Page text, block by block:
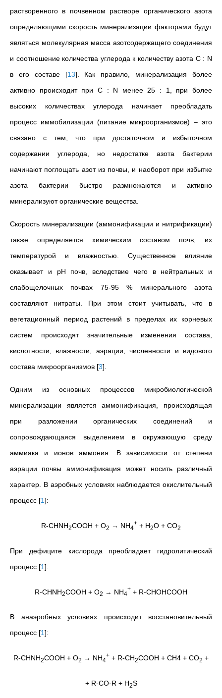
растворенного в почвенном растворе органического азота
определяющими скорость минерализации факторами будут
являться молекулярная масса азотсодержащего соединения
и соотношение количества углерода к количеству азота C : N
в его составе [13]. Как правило, минерализация более
активно происходит при С : N менее 25 : 1, при более
высоких количествах углерода начинает преобладать
процесс иммобилизации (питание микроорганизмов) – это
связано с тем, что при достаточном и избыточном
содержании углерода, но недостатке азота бактерии
начинают поглощать азот из почвы, и наоборот при избытке
азота бактерии быстро размножаются и активно
минерализуют органические вещества.
Скорость минерализации (аммонификации и нитрификации)
также определяется химическим составом почв, их
температурой и влажностью. Существенное влияние
оказывает и pH почв, вследствие чего в нейтральных и
слабощелочных почвах 75-95 % минерального азота
составляют нитраты. При этом стоит учитывать, что в
вегетационный период растений в пределах их корневых
систем происходят значительные изменения состава,
кислотности, влажности, аэрации, численности и видового
состава микроорганизмов [3].
Одним из основных процессов микробиологической
минерализации является аммонификация, происходящая
при разложении органических соединений и
сопровождающаяся выделением в окружающую среду
аммиака и ионов аммония. В зависимости от степени
аэрации почвы аммонификация может носить различный
характер. В аэробных условиях наблюдается окислительный
процесс [1]:
R-CHNH2COOH + O2 → NH4
+ + H2O + CO2
При дефиците кислорода преобладает гидролитический
процесс [1]:
R-CHNH2COOH + O2 → NH4
+ + R-CHOHCOOH
В анаэробных условиях происходит восстановительный
процесс [1]:
R-CHNH2COOH + O2 → NH4
+ + R-CH2COOH + CH4 + CO2 +
+ R-CO-R + H2S